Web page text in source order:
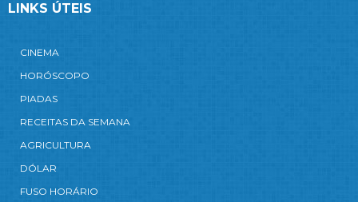
LINKS ÚTEIS
CINEMA
HORÓSCOPO
PIADAS
RECEITAS DA SEMANA
AGRICULTURA
DÓLAR
FUSO HORÁRIO